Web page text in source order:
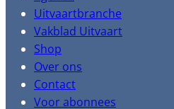
Uitvaartbranche
Vakblad Uitvaart
Shop
Over ons
Contact
Voor abonnees